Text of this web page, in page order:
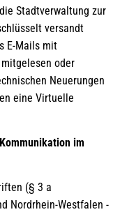
Stadtverwaltung zur
versandt
E-Mails mit
oder
Neuerungen
eine Virtuelle
im
(§ 3 a
Nordrhein-Westfalen -